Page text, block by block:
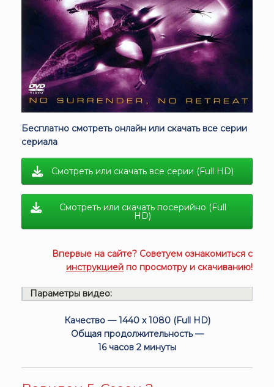
Бесплатно смотреть онлайн или скачать все серии
сериала
Смотреть или скачать все серии (Full HD)
Смотреть или скачать посерийно (Full
HD)
Впервые на сайте? Советуем ознакомиться с
инструкцией по просмотру и скачиванию!
Параметры видео:
Качество — 1440 x 1080 (Full HD)
Общая продолжительность —
16 часов 2 минуты